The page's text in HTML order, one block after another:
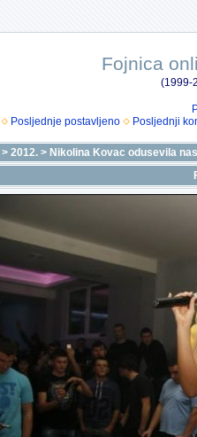
Fojnica
(1999-
Posljednje postavljeno Posljednji
> 2012. > Nikolina Kovac odusevila